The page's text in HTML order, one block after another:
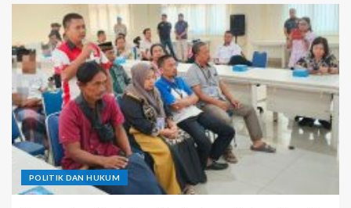
POLITIK DAN HUKUM